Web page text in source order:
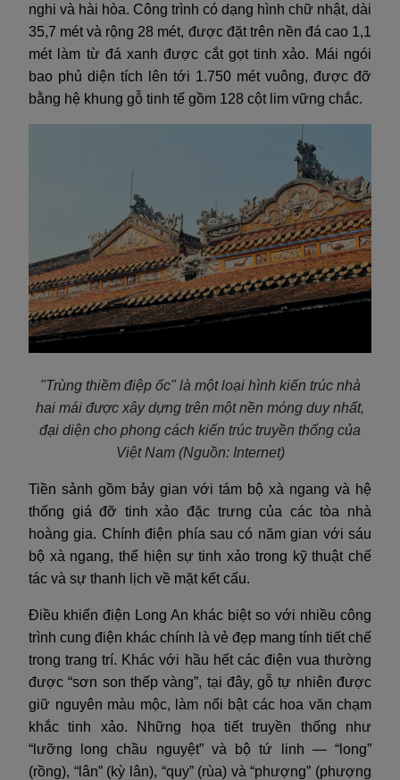
nghi và hài hòa. Công trình có dạng hình chữ nhật, dài
35,7 mét và rộng 28 mét, được đặt trên nền đá cao 1,1
mét làm từ đá xanh được cắt gọt tinh xảo. Mái ngói
bao phủ diện tích lên tới 1.750 mét vuông, được đỡ
bằng hệ khung gỗ tinh tế gồm 128 cột lim vững chắc.
"Trùng thiềm điệp ốc" là một loại hình kiến trúc nhà
hai mái được xây dựng trên một nền móng duy nhất,
đại diện cho phong cách kiến trúc truyền thống của
Việt Nam (Nguồn: Internet)
Tiền sảnh gồm bảy gian với tám bộ xà ngang và hệ
thống giá đỡ tinh xảo đặc trưng của các tòa nhà
hoàng gia. Chính điện phía sau có năm gian với sáu
bộ xà ngang, thể hiện sự tinh xảo trong kỹ thuật chế
tác và sự thanh lịch về mặt kết cấu.
Điều khiến điện Long An khác biệt so với nhiều công
trình cung điện khác chính là vẻ đẹp mang tính tiết chế
trong trang trí. Khác với hầu hết các điện vua thường
được “sơn son thếp vàng”, tại đây, gỗ tự nhiên được
giữ nguyên màu mộc, làm nổi bật các hoa văn chạm
khắc tinh xảo. Những họa tiết truyền thống như
“lưỡng long chầu nguyệt” và bộ tứ linh — “long”
(rồng), “lân” (kỳ lân), “quy” (rùa) và “phượng” (phượng